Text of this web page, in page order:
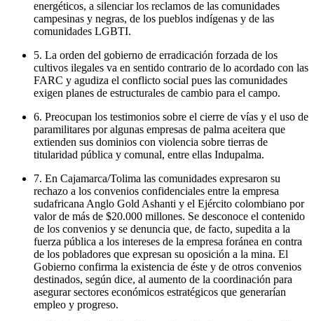
energéticos, a silenciar los reclamos de las comunidades
campesinas y negras, de los pueblos indígenas y de las
comunidades LGBTI.
5. La orden del gobierno de erradicación forzada de los
cultivos ilegales va en sentido contrario de lo acordado con las
FARC y agudiza el conflicto social pues las comunidades
exigen planes de estructurales de cambio para el campo.
6. Preocupan los testimonios sobre el cierre de vías y el uso de
paramilitares por algunas empresas de palma aceitera que
extienden sus dominios con violencia sobre tierras de
titularidad pública y comunal, entre ellas Indupalma.
7. En Cajamarca/Tolima las comunidades expresaron su
rechazo a los convenios confidenciales entre la empresa
sudafricana Anglo Gold Ashanti y el Ejército colombiano por
valor de más de $20.000 millones. Se desconoce el contenido
de los convenios y se denuncia que, de facto, supedita a la
fuerza pública a los intereses de la empresa foránea en contra
de los pobladores que expresan su oposición a la mina. El
Gobierno confirma la existencia de éste y de otros convenios
destinados, según dice, al aumento de la coordinación para
asegurar sectores económicos estratégicos que generarían
empleo y progreso.